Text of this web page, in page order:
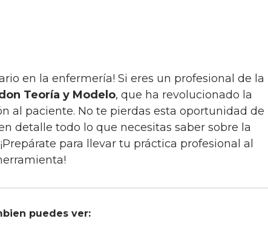
Teoría y Modelo, que ha revolucionado la
al paciente. No te pierdas esta oportunidad de
detalle todo lo que necesitas saber sobre la
para llevar tu práctica profesional al
puedes ver: